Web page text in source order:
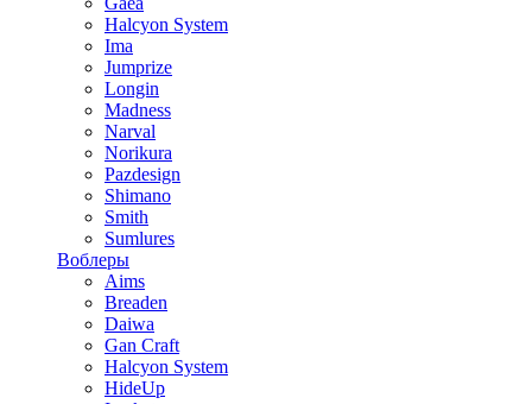
Halcyon System
Ima
Jumprize
Longin
Madness
Narval
Norikura
Pazdesign
Shimano
Smith
Sumlures
Воблеры
Aims
Breaden
Daiwa
Gan Craft
Halcyon System
HideUp